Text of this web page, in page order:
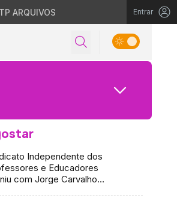
ARQUIVOS Entrar
Independente dos
e Educadores
com Jorge Carvalho